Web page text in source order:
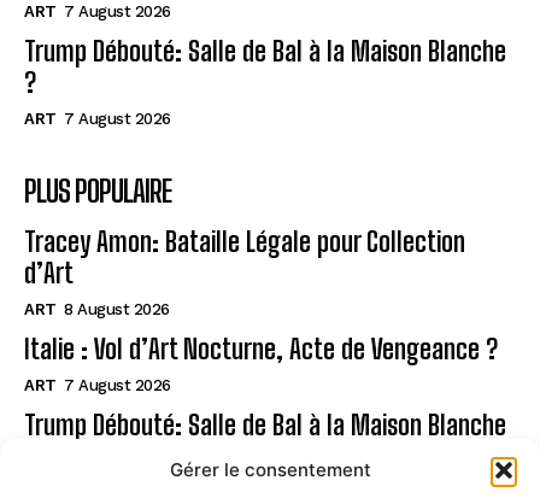
Gérer le consentement
ART 7 August 2026
Trump Débouté: Salle de Bal à la Maison Blanche
?
ART 7 August 2026
PLUS POPULAIRE
Tracey Amon: Bataille Légale pour Collection
d’Art
ART 8 August 2026
Italie : Vol d’Art Nocturne, Acte de Vengeance ?
ART 7 August 2026
Trump Débouté: Salle de Bal à la Maison Blanche